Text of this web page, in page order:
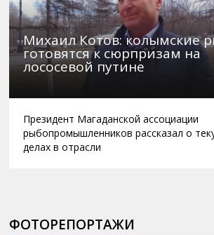
Михаил Котов: колымские
готовятся к сюрпризам на
лососевой путине
Президент Магаданской ассоциации
рыбопромышленников рассказал о
делах в отрасли
ФОТОРЕПОРТАЖИ